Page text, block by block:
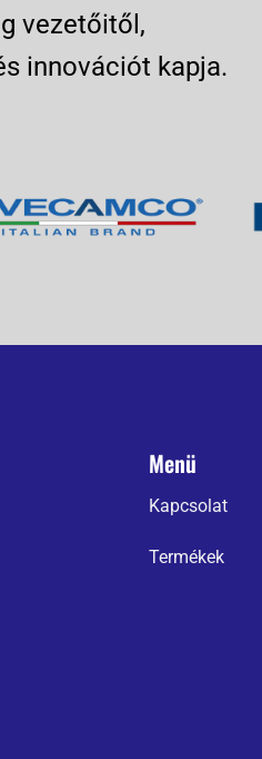
vezetőitől,
innovációt kapja.
Menü
Kapcsolat
Termékek